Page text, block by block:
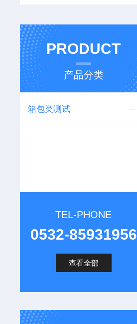
PRODUCT
产品分类
箱包类测试
TEL-PHONE
0532-85931956
查看全部